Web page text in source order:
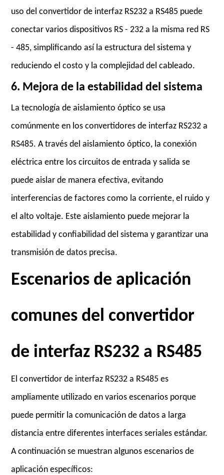
uso del convertidor de interfaz RS232 a RS485 puede
conectar varios dispositivos RS - 232 a la misma red RS
- 485, simplificando así la estructura del sistema y
reduciendo el costo y la complejidad del cableado.
6. Mejora de la estabilidad del sistema
La tecnología de aislamiento óptico se usa
comúnmente en los convertidores de interfaz RS232 a
RS485. A través del aislamiento óptico, la conexión
eléctrica entre los circuitos de entrada y salida se
puede aislar de manera efectiva, evitando
interferencias de factores como la corriente, el ruido y
el alto voltaje. Este aislamiento puede mejorar la
estabilidad y confiabilidad del sistema y garantizar una
transmisión de datos precisa.
Escenarios de aplicación
comunes del convertidor
de interfaz RS232 a RS485
El convertidor de interfaz RS232 a RS485 es
ampliamente utilizado en varios escenarios porque
puede permitir la comunicación de datos a larga
distancia entre diferentes interfaces seriales estándar.
A continuación se muestran algunos escenarios de
aplicación específicos: